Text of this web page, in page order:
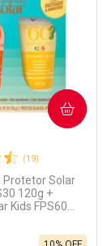
Desconto
(19)
Protetor Solar
120g +
Kids FPS60
COMPRAR